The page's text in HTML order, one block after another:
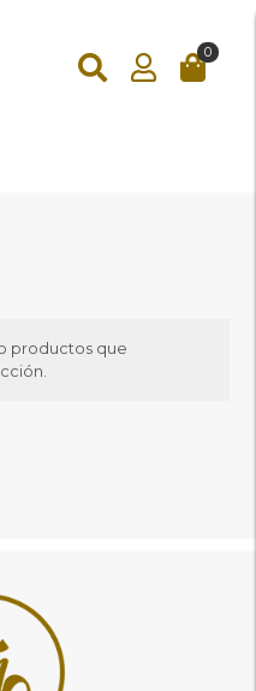
0
productos que